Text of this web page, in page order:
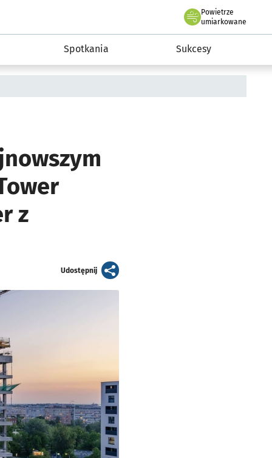
przedsiębiorczości miasta Wrocławia
Powietrze
we Wrocławiu
umiarkowane
Spotkania Sukcesy
z
Udostępnijartykuł